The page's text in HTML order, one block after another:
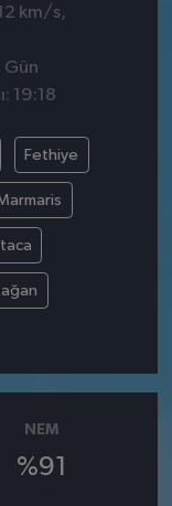
km/s,
Gün
19:18
Fethiye
NEM
%91